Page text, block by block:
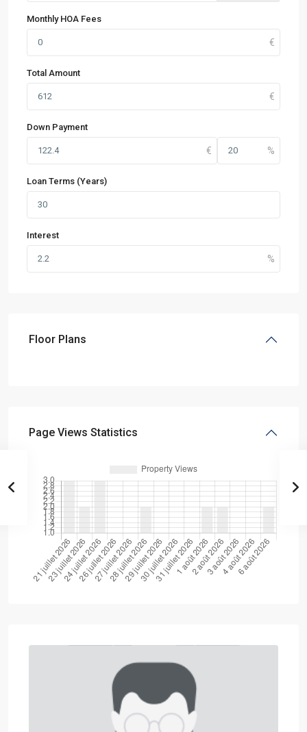
Monthly HOA Fees
Total Amount
Down Payment
Loan Terms (Years)
Interest
Floor Plans
Page Views Statistics